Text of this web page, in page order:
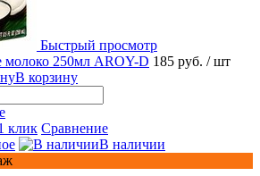
Быстрый просмотр
молоко 250мл AROY-D 185 руб. / шт
В корзину
клик Сравнение
В наличии